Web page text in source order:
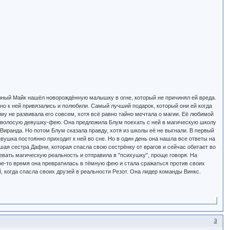
Майк нашёл новорождённую малышку в огне, который не причинял ей вреда.
к ней привязались и полюбили. Самый лучший подарок, который они ей когда
не развивала его совсем, хотя всё равно тайно мечтала о магии. Её любимой
девушку-фею. Она предложила Блум поехать с ней в магическую школу
Но потом Блум сказала правду, хотя из школы её не выгнали. В первый
постоянно приходит к ней во сне. Но в один день она нашла все ответы на
сестра Дафни, которая спасла свою сестрёнку от врагов и сейчас обитает во
магическую реальность и отправила в "психушку", проще говоря. На
то время она превратилась в тёмную фею и стала сражаться против своих
спасла своих друзей в реальности Резот. Она лидер команды Винкс.
3